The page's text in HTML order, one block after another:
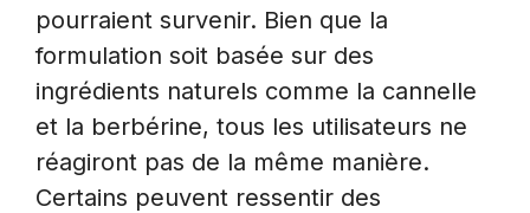
pourraient survenir. Bien que la
formulation soit basée sur des
ingrédients naturels comme la cannelle
et la berbérine, tous les utilisateurs ne
réagiront pas de la même manière.
Certains peuvent ressentir des